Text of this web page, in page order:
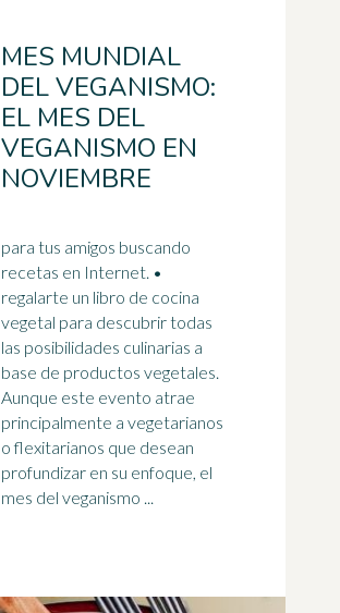
MES MUNDIAL
DEL VEGANISMO:
EL MES DEL
VEGANISMO EN
NOVIEMBRE
para tus amigos buscando
recetas en Internet. •
regalarte un libro de cocina
vegetal para descubrir todas
las posibilidades culinarias a
base de productos vegetales.
Aunque este evento atrae
principalmente a vegetarianos
o flexitarianos que desean
profundizar en su enfoque, el
mes del veganismo ...